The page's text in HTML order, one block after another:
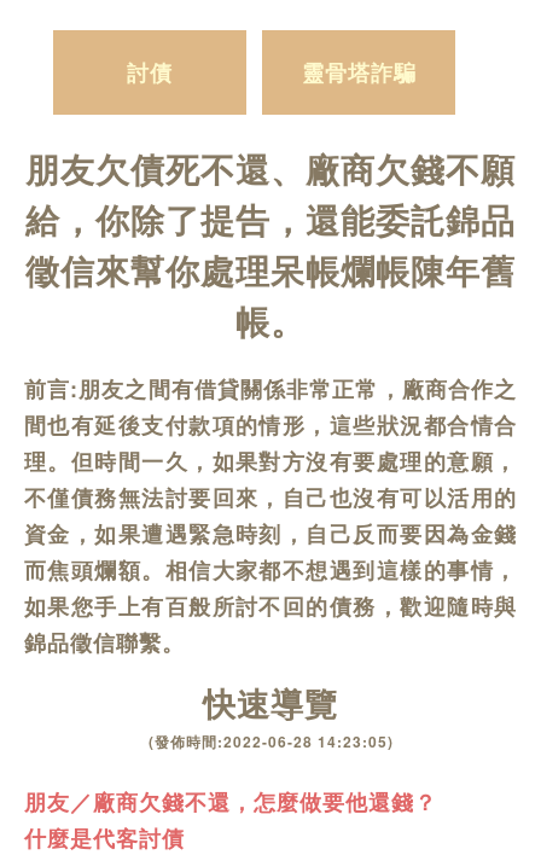
討債 靈骨塔詐騙
朋友欠債死不還、廠商欠錢不願
給，你除了提告，還能委託錦品
徵信來幫你處理呆帳爛帳陳年舊
帳。
前言:朋友之間有借貸關係非常正常，廠商合作之
間也有延後支付款項的情形，這些狀況都合情合
理。但時間一久，如果對方沒有要處理的意願，
不僅債務無法討要回來，自己也沒有可以活用的
資金，如果遭遇緊急時刻，自己反而要因為金錢
而焦頭爛額。相信大家都不想遇到這樣的事情，
如果您手上有百般所討不回的債務，歡迎隨時與
錦品徵信聯繫。
快速導覽
(發佈時間:2022-06-28 14:23:05)
朋友／廠商欠錢不還，怎麼做要他還錢？
什麼是代客討債